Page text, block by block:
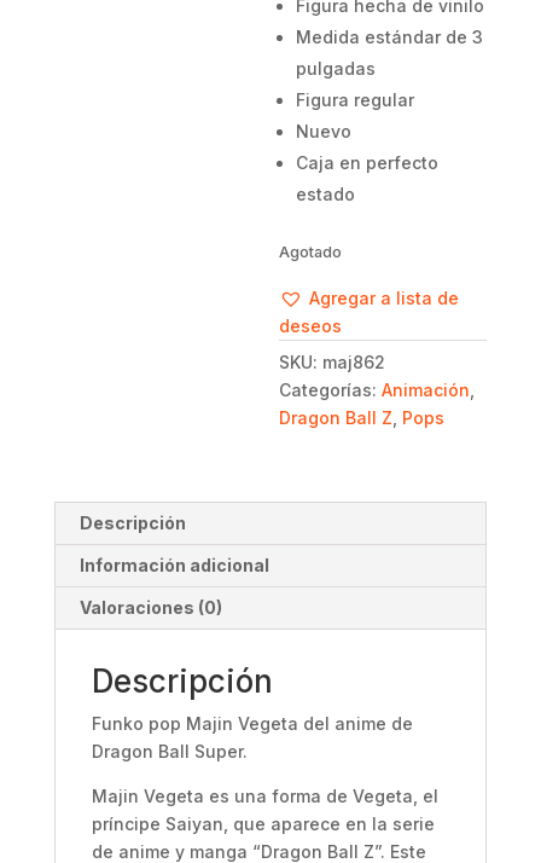
Figura hecha de vinilo
Medida estándar de 3
pulgadas
Figura regular
Nuevo
Caja en perfecto
estado
Agotado
Agregar a lista de
deseos
SKU: maj862
Categorías:Animación
Dragon Ball Z Pops
Descripción
Información adicional
Valoraciones (0)
Descripción
Funko pop Majin Vegeta del anime de
Dragon Ball Super.
Majin Vegeta es una forma de Vegeta, el
príncipe Saiyan, que aparece en la serie
de anime y manga “Dragon Ball Z”. Este